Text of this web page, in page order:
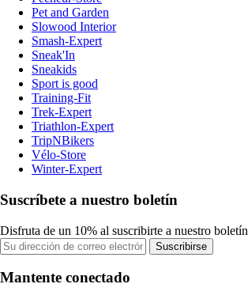
Pet and Garden
Slowood Interior
Smash-Expert
Sneak'In
Sneakids
Sport is good
Training-Fit
Trek-Expert
Triathlon-Expert
TripNBikers
Vélo-Store
Winter-Expert
Suscríbete a nuestro boletín
Disfruta de un 10% al suscribirte a nuestro boletín
Suscribirse
Mantente conectado